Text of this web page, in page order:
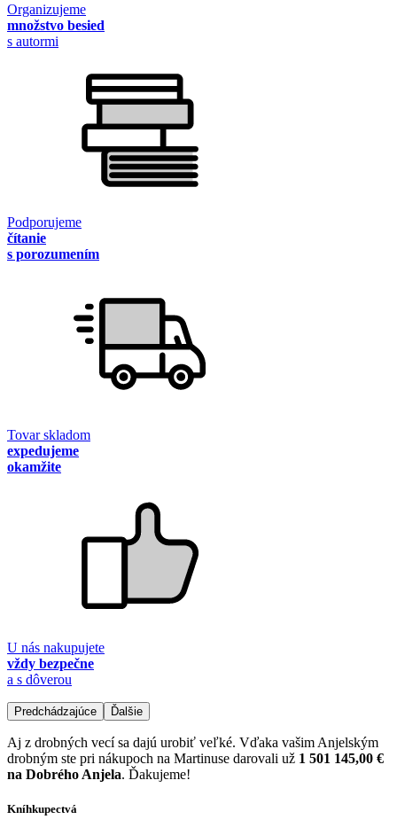
Organizujeme
množstvo besied
s autormi
Podporujeme
čítanie
s porozumením
Tovar skladom
expedujeme
okamžite
U nás nakupujete
vždy bezpečne
a s dôverou
Predchádzajúce Ďalšie
Aj z drobných vecí sa dajú urobiť veľké. Vďaka vašim Anjelským
drobným ste pri nákupoch na Martinuse darovali už 1 501 145,00 €
na Dobrého Anjela. Ďakujeme!
Kníhkupectvá